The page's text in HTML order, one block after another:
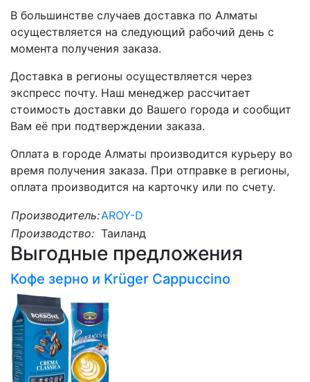
В большинстве случаев доставка по Алматы
осуществляется на следующий рабочий день с
момента получения заказа.
Доставка в регионы осуществляется через
экспресс почту. Наш менеджер рассчитает
стоимость доставки до Вашего города и сообщит
Вам её при подтверждении заказа.
Оплата в городе Алматы производится курьеру во
время получения заказа. При отправке в регионы,
оплата производится на карточку или по счету.
Производитель:AROY-D
Производство: Таиланд
Выгодные предложения
Кофе зерно и Krüger Cappuccino